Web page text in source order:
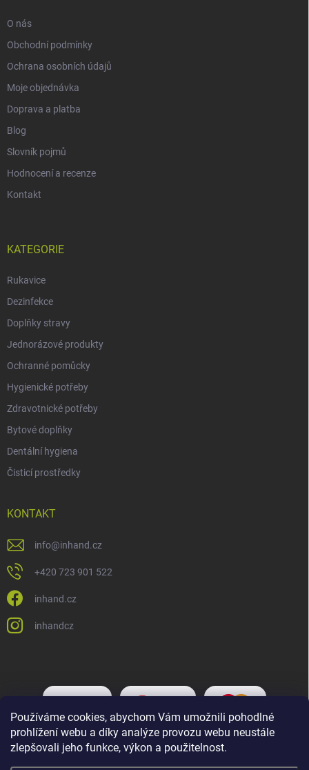
Používáme cookies, abychom Vám umožnili pohodlné
prohlížení webu a díky analýze provozu webu neustále
zlepšovali jeho funkce, výkon a použitelnost.
O nás
Obchodní podmínky
Ochrana osobních údajů
Moje objednávka
Doprava a platba
Blog
Slovník pojmů
Hodnocení a recenze
Kontakt
KATEGORIE
Rukavice
Dezinfekce
Doplňky stravy
Jednorázové produkty
Ochranné pomůcky
Hygienické potřeby
Zdravotnické potřeby
Bytové doplňky
Dentální hygiena
Čisticí prostředky
KONTAKT
info@inhand.cz
+420 723 901 522
inhand.cz
inhandcz